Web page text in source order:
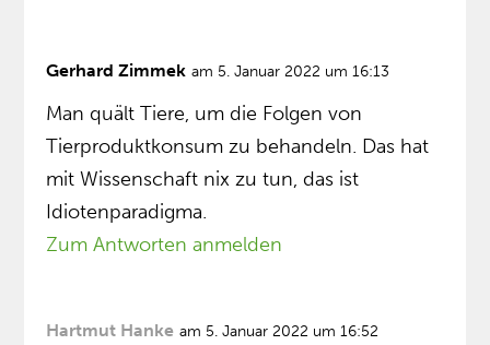
Gerhard Zimmek am 5. Januar 2022 um 16:13
Man quält Tiere, um die Folgen von
Tierproduktkonsum zu behandeln. Das hat
mit Wissenschaft nix zu tun, das ist
Idiotenparadigma.
Zum Antworten anmelden
Hartmut Hanke am 5. Januar 2022 um 16:52